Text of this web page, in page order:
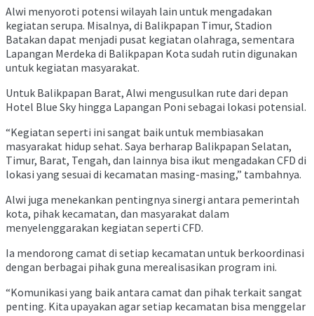
Alwi menyoroti potensi wilayah lain untuk mengadakan
kegiatan serupa. Misalnya, di Balikpapan Timur, Stadion
Batakan dapat menjadi pusat kegiatan olahraga, sementara
Lapangan Merdeka di Balikpapan Kota sudah rutin digunakan
untuk kegiatan masyarakat.
Untuk Balikpapan Barat, Alwi mengusulkan rute dari depan
Hotel Blue Sky hingga Lapangan Poni sebagai lokasi potensial.
“Kegiatan seperti ini sangat baik untuk membiasakan
masyarakat hidup sehat. Saya berharap Balikpapan Selatan,
Timur, Barat, Tengah, dan lainnya bisa ikut mengadakan CFD di
lokasi yang sesuai di kecamatan masing-masing,” tambahnya.
Alwi juga menekankan pentingnya sinergi antara pemerintah
kota, pihak kecamatan, dan masyarakat dalam
menyelenggarakan kegiatan seperti CFD.
Ia mendorong camat di setiap kecamatan untuk berkoordinasi
dengan berbagai pihak guna merealisasikan program ini.
“Komunikasi yang baik antara camat dan pihak terkait sangat
penting. Kita upayakan agar setiap kecamatan bisa menggelar